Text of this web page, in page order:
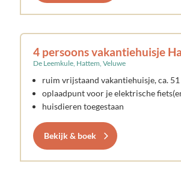
4 persoons vakantiehuisje
De Leemkule, Hattem, Veluwe
ruim vrijstaand vakantiehuisje, ca. 51
oplaadpunt voor je elektrische
huisdieren toegestaan
Bekijk & boek